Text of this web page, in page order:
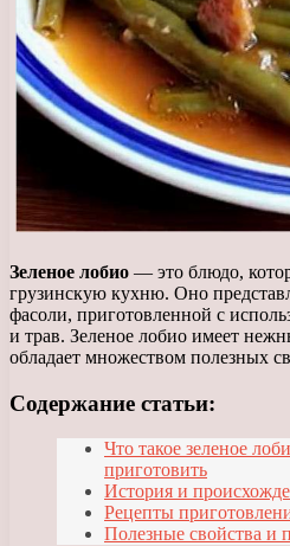
Зеленое лобио — это блюдо,
грузинскую кухню. Оно
фасоли, приготовленной с
и трав. Зеленое лобио имеет
обладает множеством полезных
Содержание статьи:
Что такое зеленое
приготовить
История и
Рецепты
Полезные свойства и